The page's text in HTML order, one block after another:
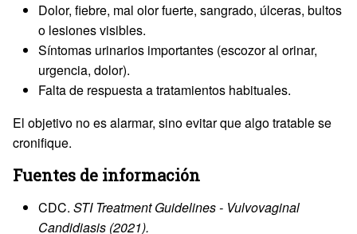
Dolor, fiebre, mal olor fuerte, sangrado, úlceras, bultos
o lesiones visibles.
Síntomas urinarios importantes (escozor al orinar,
urgencia, dolor).
Falta de respuesta a tratamientos habituales.
El objetivo no es alarmar, sino evitar que algo tratable se
cronifique.
Fuentes de información
CDC. STI Treatment Guidelines - Vulvovaginal
Candidiasis (2021).